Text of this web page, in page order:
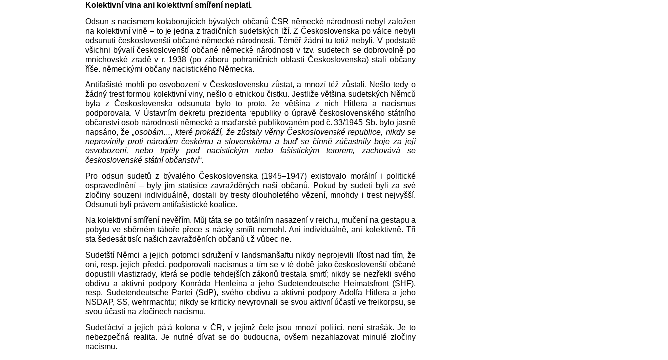
Kolektivní vina ani kolektivní smíření neplatí.
Odsun s nacismem kolaborujících bývalých občanů ČSR německé národnosti nebyl založen
na kolektivní vině ‒ to je jedna z tradičních sudetských lží. Z Československa po válce nebyli
odsunuti českoslovenští občané německé národnosti. Téměř žádní tu totiž nebyli. V podstatě
všichni bývalí českoslovenští občané německé národnosti v tzv. sudetech se dobrovolně po
mnichovské zradě v r. 1938 (po záboru pohraničních oblastí Československa) stali občany
říše, německými občany nacistického Německa.
Antifašisté mohli po osvobození v Československu zůstat, a mnozí též zůstali. Nešlo tedy o
žádný trest formou kolektivní viny, nešlo o etnickou čistku. Jestliže většina sudetských Němců
byla z Československa odsunuta bylo to proto, že většina z nich Hitlera a nacismus
podporovala. V Ústavním dekretu prezidenta republiky o úpravě československého státního
občanství osob národnosti německé a maďarské publikovaném pod č. 33/1945 Sb. bylo jasně
napsáno, že „osobám…, které prokáží, že zůstaly věrny Československé republice, nikdy se
neprovinily proti národům českému a slovenskému a buď se činně zúčastnily boje za její
osvobození, nebo trpěly pod nacistickým nebo fašistickým terorem, zachovává se
československé státní občanství“.
Pro odsun sudetů z bývalého Československa (1945‒1947) existovalo morální i politické
ospravedlnění ‒ byly jím statisíce zavražděných naši občanů. Pokud by sudeti byli za své
zločiny souzeni individuálně, dostali by tresty dlouholetého vězení, mnohdy i trest nejvyšší.
Odsunuti byli právem antifašistické koalice.
Na kolektivní smíření nevěřím. Můj táta se po totálním nasazení v reichu, mučení na gestapu a
pobytu ve sběrném táboře přece s nácky smířit nemohl. Ani individuálně, ani kolektivně. Tři
sta šedesát tisíc našich zavražděních občanů už vůbec ne.
Sudetští Němci a jejich potomci sdružení v landsmanšaftu nikdy neprojevili lítost nad tím, že
oni, resp. jejich předci, podporovali nacismus a tím se v té době jako českoslovenští občané
dopustili vlastizrady, která se podle tehdejších zákonů trestala smrtí; nikdy se nezřekli svého
obdivu a aktivní podpory Konráda Henleina a jeho Sudetendeutsche Heimatsfront (SHF),
resp. Sudetendeutsche Partei (SdP), svého obdivu a aktivní podpory Adolfa Hitlera a jeho
NSDAP, SS, wehrmachtu; nikdy se kriticky nevyrovnali se svou aktivní účastí ve freikorpsu, se
svou účastí na zločinech nacismu.
Sudeťáctví a jejich pátá kolona v ČR, v jejímž čele jsou mnozí politici, není strašák. Je to
nebezpečná realita. Je nutné dívat se do budoucna, ovšem nezahlazovat minulé zločiny
nacismu.